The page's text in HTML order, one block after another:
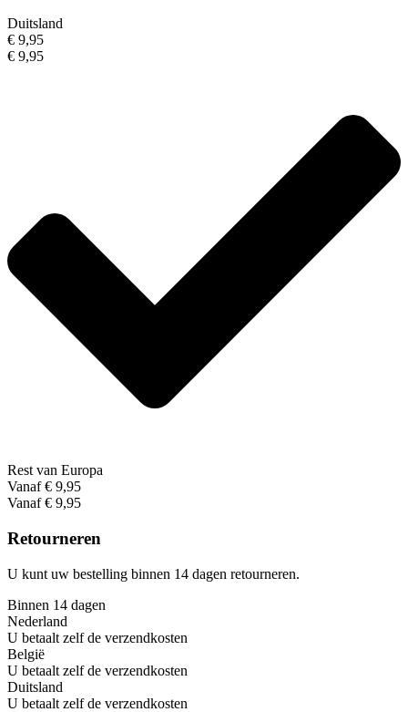
Duitsland
€ 9,95
€ 9,95
Rest van Europa
Vanaf € 9,95
Vanaf € 9,95
Retourneren
U kunt uw bestelling binnen 14 dagen retourneren.
Binnen 14 dagen
Nederland
U betaalt zelf de verzendkosten
België
U betaalt zelf de verzendkosten
Duitsland
U betaalt zelf de verzendkosten